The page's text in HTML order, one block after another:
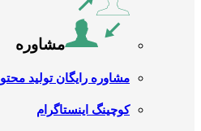
مشاوره
مشاوره رایگان تولید محتوا
کوچینگ اینستاگرام